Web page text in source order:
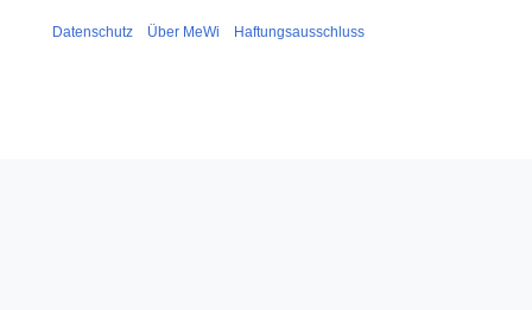
Datenschutz Über MeWi Haftungsausschluss